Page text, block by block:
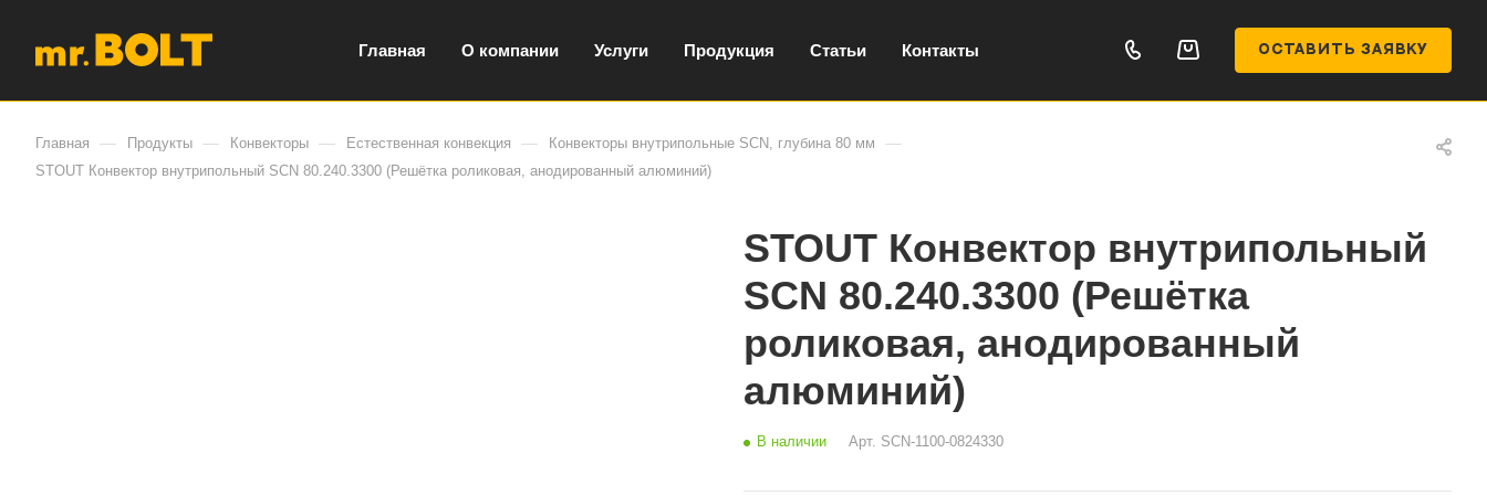
Главная О компании Услуги Продукция Статьи Контакты ОСТАВИТЬ ЗАЯВКУ
Главная — Продукты — Конвекторы — Естественная конвекция — Конвекторы внутрипольные SCN, глубина 80 мм —
STOUT Конвектор внутрипольный SCN 80.240.3300 (Решётка роликовая, анодированный алюминий)
STOUT Конвектор внутрипольный
SCN 80.240.3300 (Решётка
роликовая, анодированный
алюминий)
В наличии Арт. SCN-1100-0824330